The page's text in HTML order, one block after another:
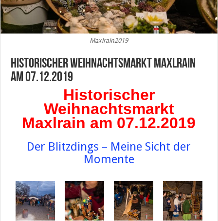
Maxlrain2019
Historischer Weihnachtsmarkt Maxlrain
am 07.12.2019
Historischer
Weihnachtsmarkt
Maxlrain am 07.12.2019
Der Blitzdings – Meine Sicht der
Momente